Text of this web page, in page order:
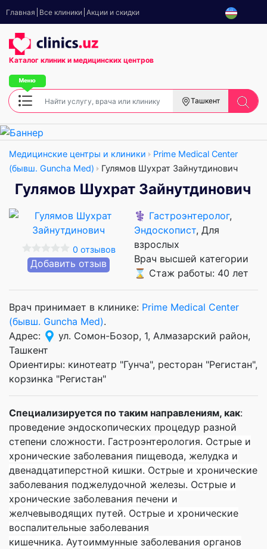
Главная Все клиники Акции и скидки
Каталог клиник и медицинских центров
Ташкент
Медицинские центры и клиники
Prime Medical Center
(бывш. Guncha Med)
Гулямов Шухрат Зайнутдинович
Гулямов Шухрат Зайнутдинович
0 отзывов
Добавить отзыв
⚕️ Гастроэнтеролог,
Эндоскопист, Для
взрослых
Врач высшей категории
⌛ Стаж работы: 40 лет
Врач принимает в клинике: Prime Medical Center
(бывш. Guncha Med).
Адрес:
ул. Сомон-Бозор, 1, Алмазарский район,
Ташкент
Ориентиры: кинотеатр "Гунча", ресторан "Регистан",
корзинка "Регистан"
Специализируется по таким направлениям, как:
проведение эндоскопических процедур разной
степени сложности. Гастроэнтерология. Острые и
хронические заболевания пищевода, желудка и
двенадцатиперстной кишки. Острые и хронические
заболевания поджелудочной железы. Острые и
хронические заболевания печени и
желчевыводящих путей. Острые и хронические
воспалительные заболевания
кишечника. Аутоиммунные заболевания органов